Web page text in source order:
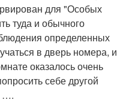
для "Особых
туда и обычного
определенных
в дверь номера, и
оказалось очень
себе другой
….